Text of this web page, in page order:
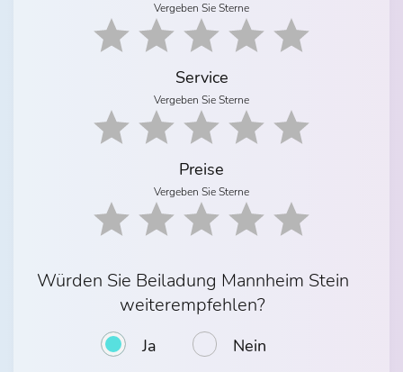
Vergeben Sie Sterne
Service
Vergeben Sie Sterne
Preise
Vergeben Sie Sterne
Würden Sie Beiladung Mannheim Stein
weiterempfehlen?
Ja Nein